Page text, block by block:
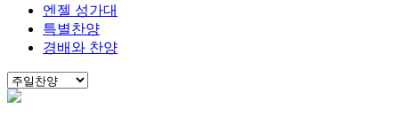
엔젤 성가대
특별찬양
경배와 찬양